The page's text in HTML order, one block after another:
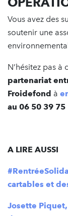
Vous avez des
soutenir une
N’hésitez pas
partenariat
Froidefond à
au 06 50 39 75
A LIRE AUSSI
cartables et
Josette